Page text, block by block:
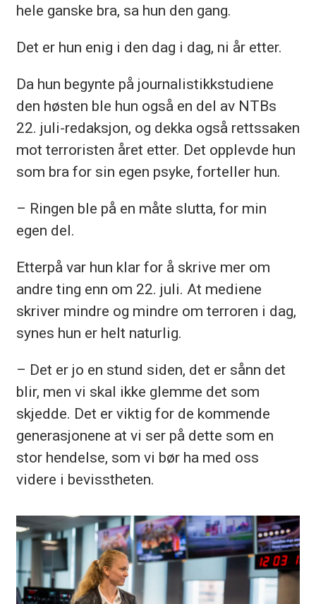
hele ganske bra, sa hun den gang.
Det er hun enig i den dag i dag, ni år etter.
Da hun begynte på journalistikkstudiene
den høsten ble hun også en del av NTBs
22. juli-redaksjon, og dekka også rettssaken
mot terroristen året etter. Det opplevde hun
som bra for sin egen psyke, forteller hun.
– Ringen ble på en måte slutta, for min
egen del.
Etterpå var hun klar for å skrive mer om
andre ting enn om 22. juli. At mediene
skriver mindre og mindre om terroren i dag,
synes hun er helt naturlig.
– Det er jo en stund siden, det er sånn det
blir, men vi skal ikke glemme det som
skjedde. Det er viktig for de kommende
generasjonene at vi ser på dette som en
stor hendelse, som vi bør ha med oss
videre i bevisstheten.